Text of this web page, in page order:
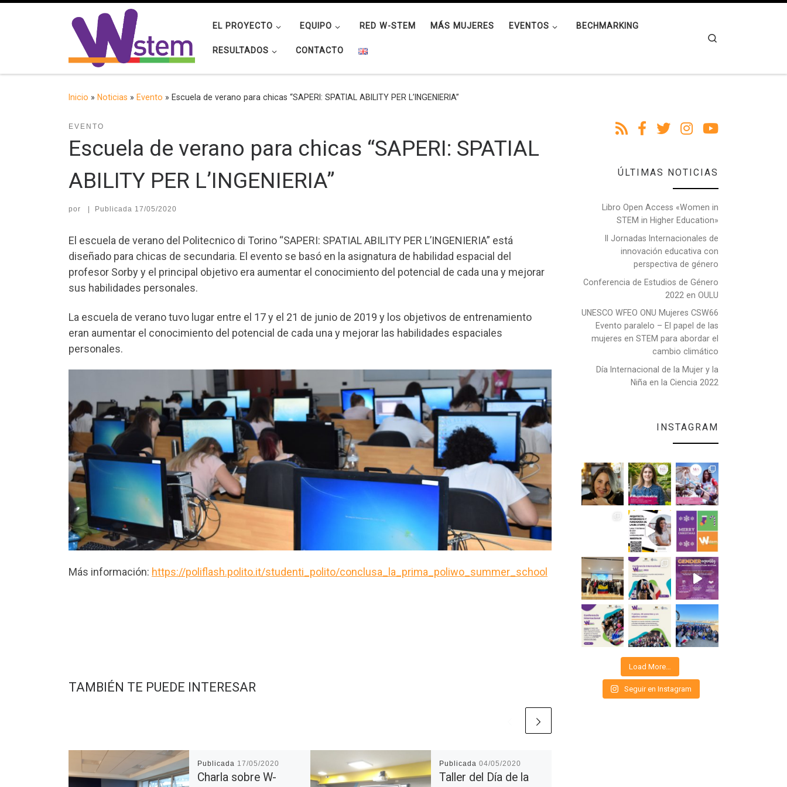
Saltar al contenido
EL PROYECTO EQUIPO RED W-STEM MÁS MUJERES EVENTOS BECHMARKING
RESULTADOS CONTACTO
Inicio » Noticias » Evento » Escuela de verano para chicas “SAPERI: SPATIAL ABILITY PER L’INGENIERIA”
EVENTO
Escuela de verano para chicas “SAPERI: SPATIAL
ABILITY PER L’INGENIERIA”
por Publicada 17/05/2020
El escuela de verano del Politecnico di Torino “SAPERI: SPATIAL ABILITY PER L’INGENIERIA” está
diseñado para chicas de secundaria. El evento se basó en la asignatura de habilidad espacial del
profesor Sorby y el principal objetivo era aumentar el conocimiento del potencial de cada una y mejorar
sus habilidades personales.
La escuela de verano tuvo lugar entre el 17 y el 21 de junio de 2019 y los objetivos de entrenamiento
eran aumentar el conocimiento del potencial de cada una y mejorar las habilidades espaciales
personales.
Más información: https://poliflash.polito.it/studenti_polito/conclusa_la_prima_poliwo_summer_school
TAMBIÉN TE PUEDE INTERESAR
Publicada 17/05/2020
Charla sobre W-
Publicada 04/05/2020
Taller del Día de la
ÚLTIMAS NOTICIAS
Libro Open Access «Women in
STEM in Higher Education»
II Jornadas Internacionales de
innovación educativa con
perspectiva de género
Conferencia de Estudios de Género
2022 en OULU
UNESCO WFEO ONU Mujeres CSW66
Evento paralelo – El papel de las
mujeres en STEM para abordar el
cambio climático
Día Internacional de la Mujer y la
Niña en la Ciencia 2022
INSTAGRAM
Load More…
Seguir en Instagram